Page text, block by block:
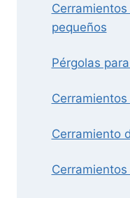
pequeños
Pérgolas
Cerramiento